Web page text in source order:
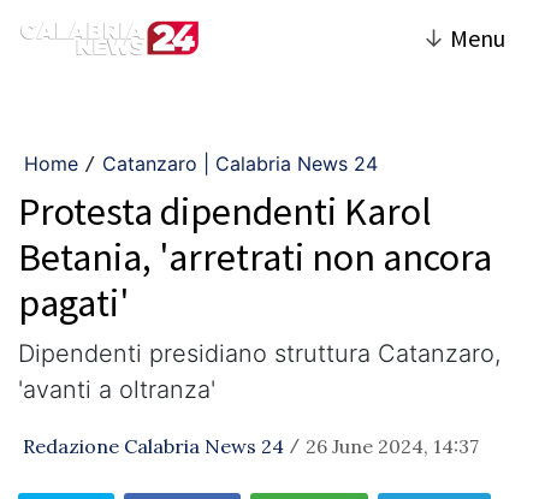
↓ Menu
Home / Catanzaro | Calabria News 24
Protesta dipendenti Karol
Betania, 'arretrati non ancora
pagati'
Dipendenti presidiano struttura Catanzaro,
'avanti a oltranza'
Redazione Calabria News 24 / 26 June 2024, 14:37